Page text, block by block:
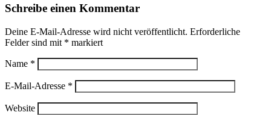
Schreibe einen Kommentar
Deine E-Mail-Adresse wird nicht veröffentlicht. Erforderliche
Felder sind mit * markiert
Name *
E-Mail-Adresse *
Website